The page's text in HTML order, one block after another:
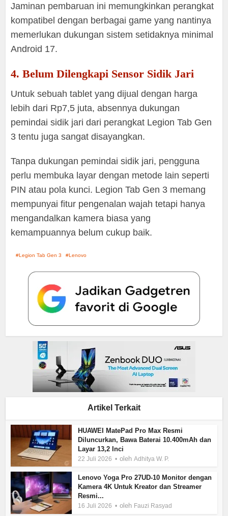
Jaminan pembaruan ini memungkinkan perangkat
kompatibel dengan berbagai game yang nantinya
memerlukan dukungan sistem setidaknya minimal
Android 17.
4. Belum Dilengkapi Sensor Sidik Jari
Untuk sebuah tablet yang dijual dengan harga
lebih dari Rp7,5 juta, absennya dukungan
pemindai sidik jari dari perangkat Legion Tab Gen
3 tentu juga sangat disayangkan.
Tanpa dukungan pemindai sidik jari, pengguna
perlu membuka layar dengan metode lain seperti
PIN atau pola kunci. Legion Tab Gen 3 memang
mempunyai fitur pengenalan wajah tetapi hanya
mengandalkan kamera biasa yang
kemampuannya belum cukup baik.
Legion Tab Gen 3 Lenovo
Artikel Terkait
HUAWEI MatePad Pro Max Resmi
Diluncurkan, Bawa Baterai 10.400mAh dan
Layar 13,2 Inci
22 Juli 2026 olehAdhitya W. P.
Lenovo Yoga Pro 27UD-10 Monitor dengan
Kamera 4K Untuk Kreator dan Streamer
Resmi...
16 Juli 2026 oleh Fauzi Rasyad